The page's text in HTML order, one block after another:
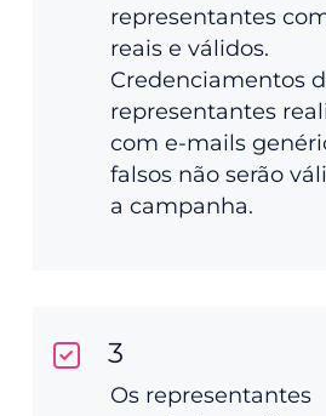
representantes
reais e válidos.
Credenciamentos
representantes
com e-mails
falsos não serão
a campanha.
3
Os representantes